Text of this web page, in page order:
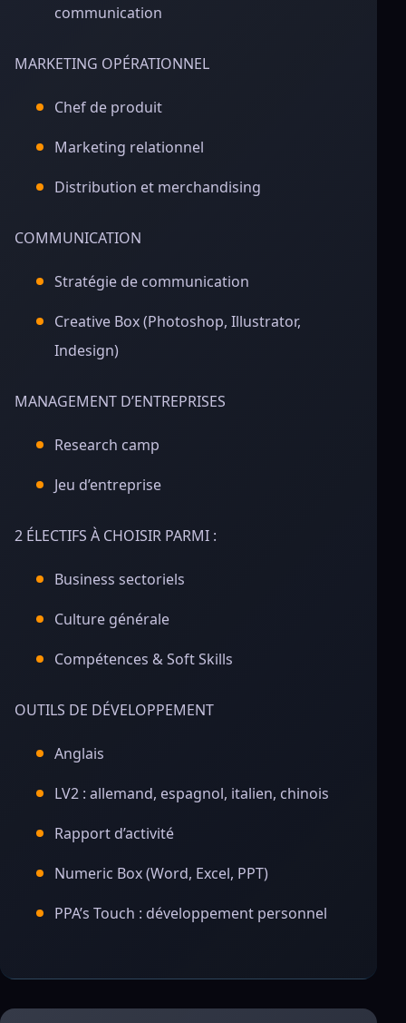
communication
MARKETING OPÉRATIONNEL
Chef de produit
Marketing relationnel
Distribution et merchandising
COMMUNICATION
Stratégie de communication
Creative Box (Photoshop, Illustrator,
Indesign)
MANAGEMENT D’ENTREPRISES
Research camp
Jeu d’entreprise
2 ÉLECTIFS À CHOISIR PARMI :
Business sectoriels
Culture générale
Compétences & Soft Skills
OUTILS DE DÉVELOPPEMENT
Anglais
LV2 : allemand, espagnol, italien, chinois
Rapport d’activité
Numeric Box (Word, Excel, PPT)
PPA’s Touch : développement personnel